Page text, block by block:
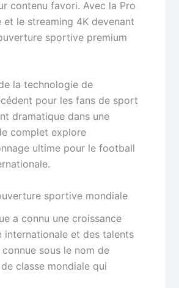
contenu favori. Avec la Pro
et le streaming 4K devenant
sportive premium
la technologie de
pour les fans de sport
dramatique dans une
complet explore
ultime pour le football
sportive mondiale
a connu une croissance
internationale et des talents
sous le nom de
classe mondiale qui